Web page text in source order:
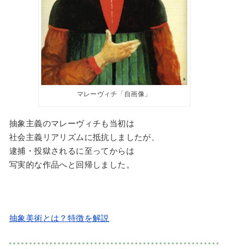
マレーヴィチ「自画像」
抽象主義のマレーヴィチも当初は
社会主義リアリズムに抵抗しましたが、
逮捕・投獄されるに至ってからは
写実的な作品へと回帰しました。
抽象美術とは？特徴を解説